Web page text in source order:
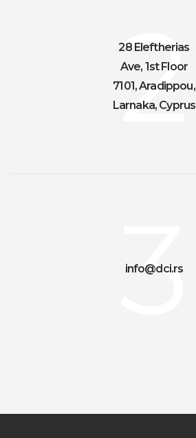
2
28 Eleftherias
Ave, 1st Floor
7101, Aradippou,
Larnaka, Cyprus
3
info@dci.rs